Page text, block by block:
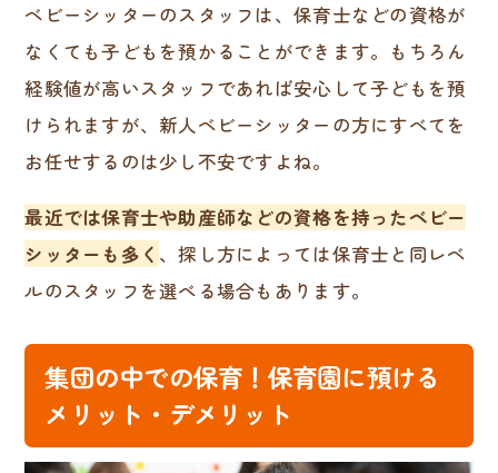
ベビーシッターのスタッフは、保育士などの資格が
なくても子どもを預かることができます。もちろん
経験値が高いスタッフであれば安心して子どもを預
けられますが、新人ベビーシッターの方にすべてを
お任せするのは少し不安ですよね。
最近では保育士や助産師などの資格を持ったベビー
シッターも多く 、探し方によっては保育士と同レベ
ルのスタッフを選べる場合もあります。
集団の中での保育！保育園に預ける
メリット・デメリット